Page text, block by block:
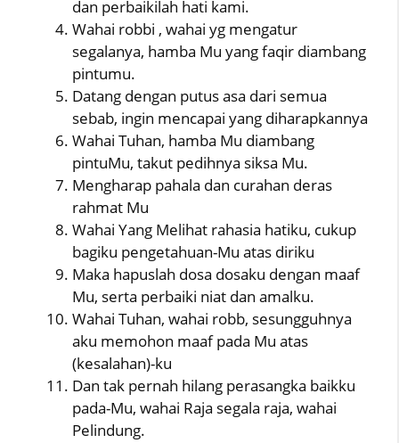
dan perbaikilah hati kami.
Wahai robbi , wahai yg mengatur
segalanya, hamba Mu yang faqir diambang
pintumu.
Datang dengan putus asa dari semua
sebab, ingin mencapai yang diharapkannya
Wahai Tuhan, hamba Mu diambang
pintuMu, takut pedihnya siksa Mu.
Mengharap pahala dan curahan deras
rahmat Mu
Wahai Yang Melihat rahasia hatiku, cukup
bagiku pengetahuan-Mu atas diriku
Maka hapuslah dosa dosaku dengan maaf
Mu, serta perbaiki niat dan amalku.
Wahai Tuhan, wahai robb, sesungguhnya
aku memohon maaf pada Mu atas
(kesalahan)-ku
Dan tak pernah hilang perasangka baikku
pada-Mu, wahai Raja segala raja, wahai
Pelindung.